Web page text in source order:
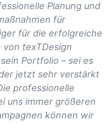
Planung und
für
für die erfolgreiche
von texTDesign
Portfolio – sei es
jetzt sehr verstärkt
professionelle
uns immer größeren
können wir